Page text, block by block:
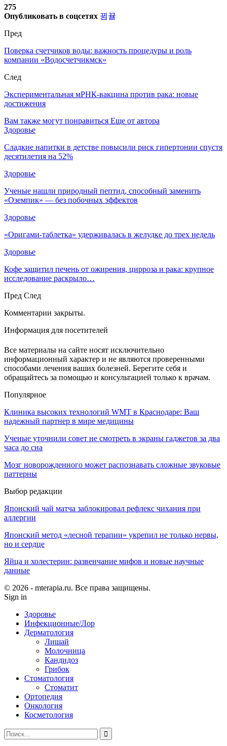
275
Опубликовать в соцсетях
Пред
Поверка счетчиков воды: важность процедуры и роль
компании «Водосчетчикмск»
След
Экспериментальная мРНК-вакцина против рака: новые
достижения
Вам также могут понравиться Еще от автора
Здоровье
Сладкие напитки в детстве повысили риск гипертонии спустя
десятилетия на 52%
Здоровье
Ученые нашли природный пептид, способный заменить
«Оземпик» — без побочных эффектов
Здоровье
«Оригами-таблетка» удерживалась в желудке до трех недель
Здоровье
Кофе защитил печень от ожирения, цирроза и рака: крупное
исследование раскрыло…
Пред След
Комментарии закрыты.
Информация для посетителей
Все материалы на сайте носят исключительно
информационный характер и не являются проверенными
способами лечения ваших болезней. Берегите себя и
обращайтесь за помощью и консультацией только к врачам.
Популярное
Клиника высоких технологий WMT в Краснодаре: Ваш
надежный партнер в мире медицины
Ученые уточнили совет не смотреть в экраны гаджетов за два
часа до сна
Мозг новорожденного может распознавать сложные звуковые
паттерны
Выбор редакции
Японский чай матча заблокировал рефлекс чихания при
аллергии
Японский метод «лесной терапии» укрепил не только нервы,
но и сердце
Яйца и холестерин: развенчание мифов и новые научные
данные
© 2026 - mterapia.ru. Все права защищены.
Sign in
Здоровье
Инфекционные/Лор
Дерматология
Лишай
Молочница
Кандидоз
Грибок
Стоматология
Стоматит
Ортопедия
Онкология
Косметология